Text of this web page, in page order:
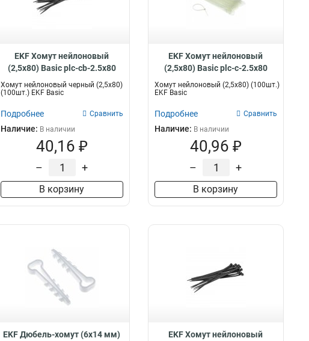
0
101 мм 0
159 мм 0
0
1 2 д 0
4 д
EKF Хомут нейлоновый
(2,5х80) Basic plc-cb-2.5x80
Хомут нейлоновый черный (2,5х80)
(100шт.) EKF Basic
Подробнее Сравнить
Наличие: В наличии
40,16 ₽
– +
В корзину
EKF Хомут нейлоновый
(2,5х80) Basic plc-c-2.5x80
Хомут нейлоновый (2,5х80) (100шт.)
EKF Basic
Подробнее Сравнить
Наличие: В наличии
40,96 ₽
– +
В корзину
EKF Дюбель-хомут (6х14 мм)
EKF Хомут нейлоновый